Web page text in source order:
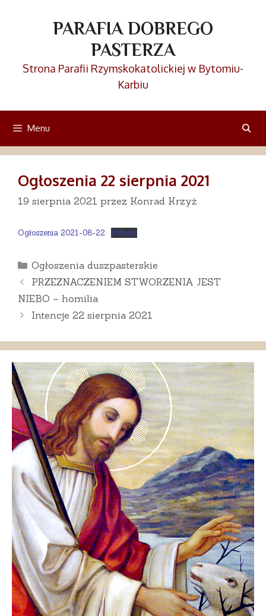
PARAFIA DOBREGO
PASTERZA
Strona Parafii Rzymskokatolickiej w Bytomiu-
Karbiu
Menu
Ogłoszenia 22 sierpnia 2021
19 sierpnia 2021 przez Konrad Krzyż
Ogłoszenia 2021-08-22 Pobierz
Kategorie
Ogłoszenia duszpasterskie
PRZEZNACZENIEM STWORZENIA JEST
NIEBO – homilia
Intencje 22 sierpnia 2021